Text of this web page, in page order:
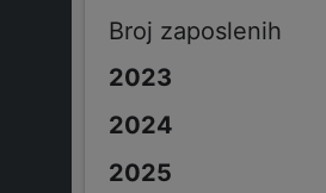
Broj zaposlenih